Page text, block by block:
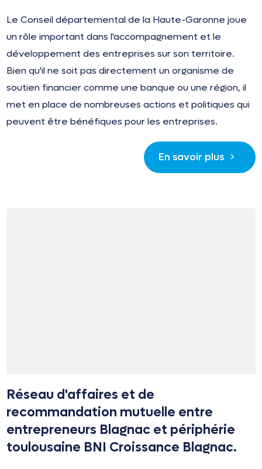
Le Conseil départemental de la Haute-Garonne joue
un rôle important dans l'accompagnement et le
développement des entreprises sur son territoire.
Bien qu'il ne soit pas directement un organisme de
soutien financier comme une banque ou une région, il
met en place de nombreuses actions et politiques qui
peuvent être bénéfiques pour les entreprises.
En savoir plus
Réseau d'affaires et de
recommandation mutuelle entre
entrepreneurs Blagnac et périphérie
toulousaine BNI Croissance Blagnac.